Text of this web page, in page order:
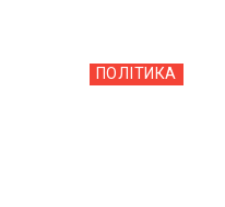
ПОЛІТИКА